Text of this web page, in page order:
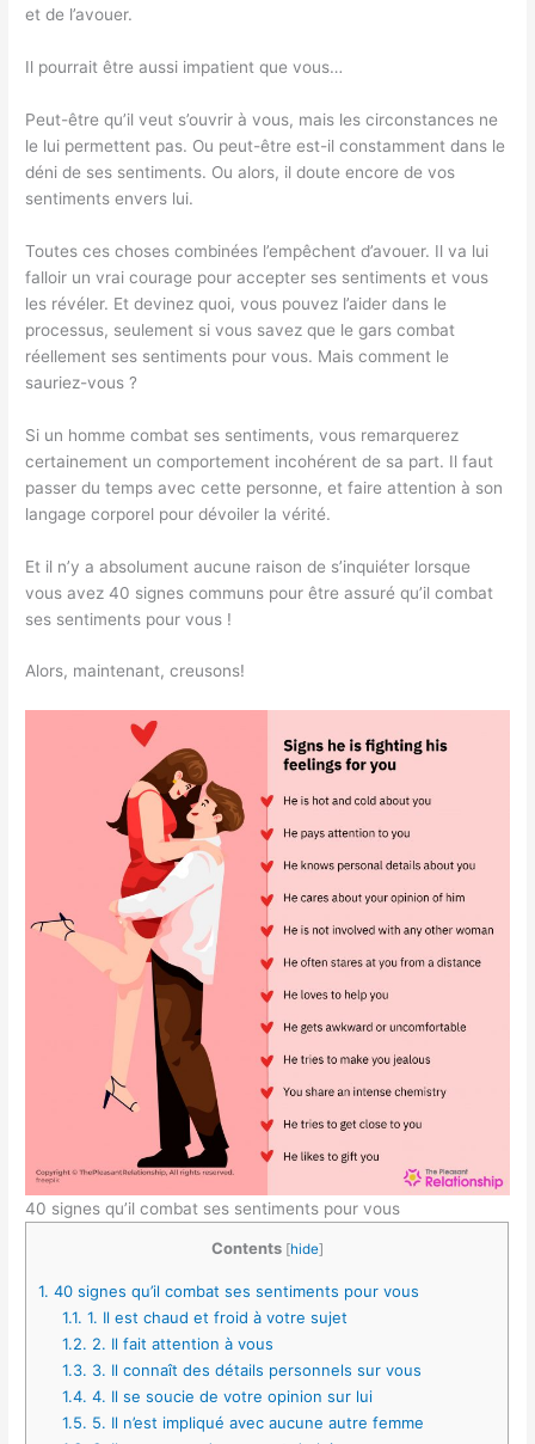
et de l’avouer.
Il pourrait être aussi impatient que vous…
Peut-être qu’il veut s’ouvrir à vous, mais les circonstances ne
le lui permettent pas. Ou peut-être est-il constamment dans le
déni de ses sentiments. Ou alors, il doute encore de vos
sentiments envers lui.
Toutes ces choses combinées l’empêchent d’avouer. Il va lui
falloir un vrai courage pour accepter ses sentiments et vous
les révéler. Et devinez quoi, vous pouvez l’aider dans le
processus, seulement si vous savez que le gars combat
réellement ses sentiments pour vous. Mais comment le
sauriez-vous ?
Si un homme combat ses sentiments, vous remarquerez
certainement un comportement incohérent de sa part. Il faut
passer du temps avec cette personne, et faire attention à son
langage corporel pour dévoiler la vérité.
Et il n’y a absolument aucune raison de s’inquiéter lorsque
vous avez 40 signes communs pour être assuré qu’il combat
ses sentiments pour vous !
Alors, maintenant, creusons!
40 signes qu’il combat ses sentiments pour vous
Contents [hide]
1. 40 signes qu’il combat ses sentiments pour vous
1.1. 1. Il est chaud et froid à votre sujet
1.2. 2. Il fait attention à vous
1.3. 3. Il connaît des détails personnels sur vous
1.4. 4. Il se soucie de votre opinion sur lui
1.5. 5. Il n’est impliqué avec aucune autre femme